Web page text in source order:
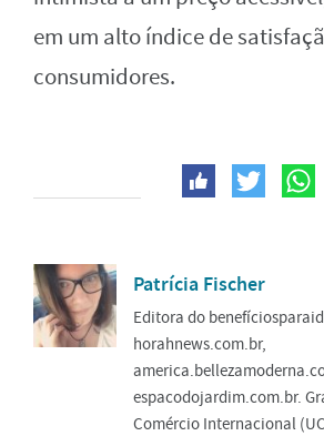
em um alto índice de
consumidores.
Patrícia Fischer
Editora do
horahnews.com.br,
espacodojardim.com.br.
Comércio Internacional